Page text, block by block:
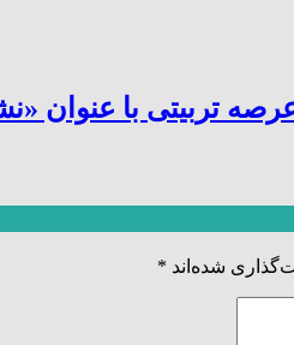
تربیتی با عنوان
شده‌اند *